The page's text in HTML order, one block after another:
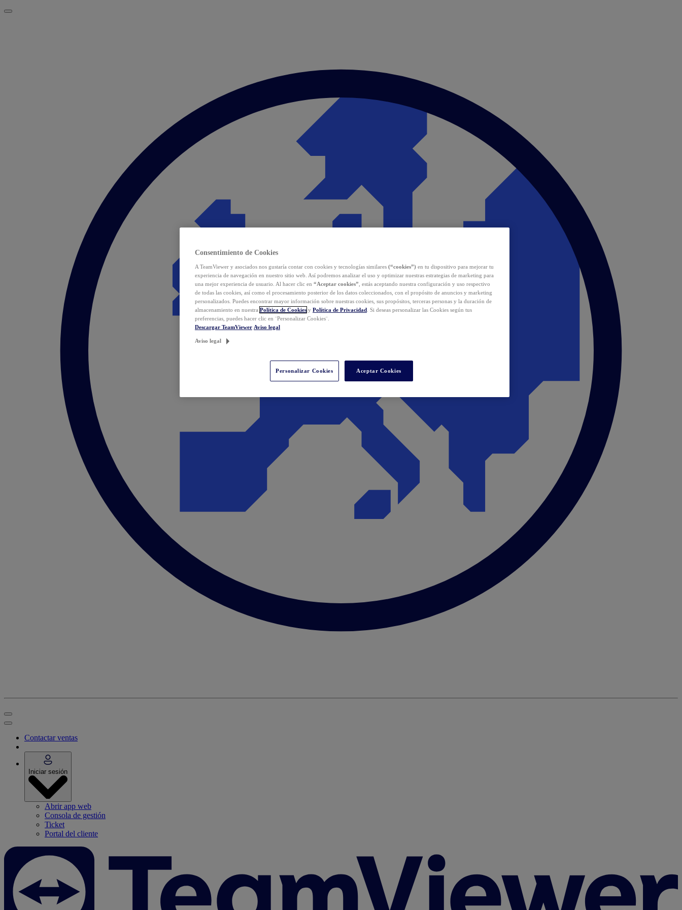
Contactar ventas
Iniciar sesión
Abrir app web
Consola de gestión
Ticket
Portal del cliente
Consentimiento de Cookies
A TeamViewer y asociados nos gustaría contar con cookies y tecnologías similares (“cookies”) en tu dispositivo para mejorar tu
experiencia de navegación en nuestro sitio web. Así podremos analizar el uso y optimizar nuestras estrategias de marketing para
una mejor experiencia de usuario. Al hacer clic en “Aceptar cookies” , estás aceptando nuestra configuración y uso respectivo
de todas las cookies, así como el procesamiento posterior de los datos coleccionados, con el propósito de anuncios y marketing
personalizados. Puedes encontrar mayor información sobre nuestras cookies, sus propósitos, terceras personas y la duración de
almacenamiento en nuestra Política de Cookies y Política de Privacidad . Si deseas personalizar las Cookies según tus
preferencias, puedes hacer clic en ¨Personalizar Cookies¨.
Descargar TeamViewer Aviso legal
Aviso legal
Personalizar Cookies Aceptar Cookies